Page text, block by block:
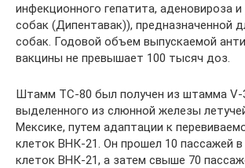
инфекционного гепатита, аденовироза
собак (Дипентавак)), предназначенной
собак. Годовой объем выпускаемой
вакцины не превышает 100 тысяч доз.
Штамм ТС-80 был получен из штамма V-
выделенного из слюнной железы
Мексике, путем адаптации к
клеток ВНК-21. Он прошел 10 пассажей в
клеток ВНК-21, а затем свыше 70